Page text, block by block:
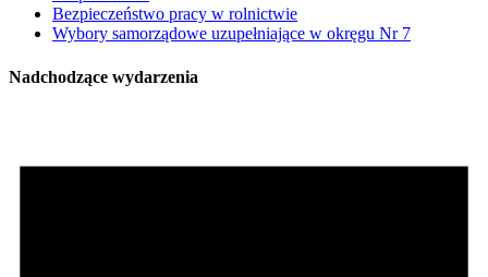
Bezpieczeństwo pracy w rolnictwie
Wybory samorządowe uzupełniające w okręgu Nr 7
Nadchodzące wydarzenia